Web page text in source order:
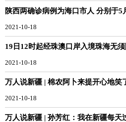
陕西两确诊病例为海口市人 分别于5
2021-10-18
19日12时起经珠澳口岸入境珠海无
2021-10-18
万人说新疆 | 棉农阿卜来提开心地笑
2021-10-18
万人说新疆 | 孙芳红：我在新疆每天